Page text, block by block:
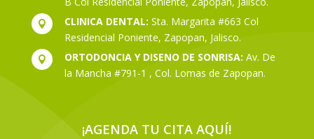
 CLINICA DENTAL: Sta. Margarita #663 Col
Residencial Poniente, Zapopan, Jalisco.
 ORTODONCIA Y DISENO DE SONRISA: Av. De
la Mancha #791-1 , Col. Lomas de Zapopan.
¡AGENDA TU CITA AQUÍ!